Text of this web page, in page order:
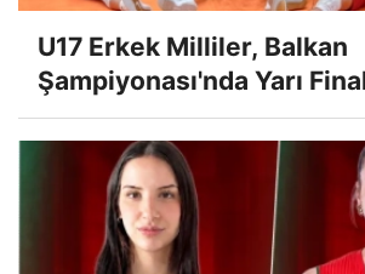
U17 Erkek Milliler, Balkan
Şampiyonası'nda Yarı